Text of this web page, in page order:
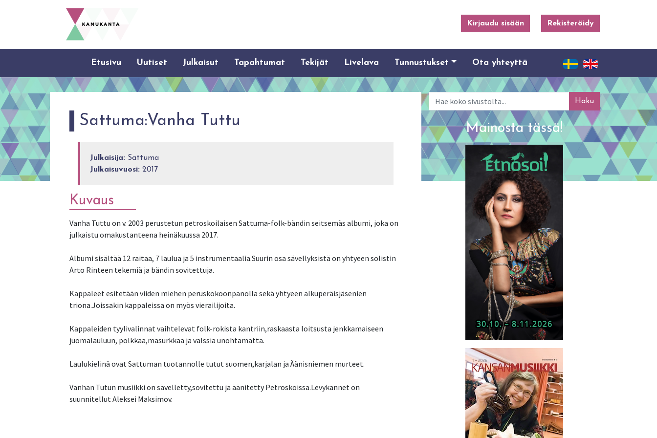
Kirjaudu sisään Rekisteröidy
Etusivu Uutiset Julkaisut Tapahtumat Tekijät Livelava Tunnustukset Ota yhteyttä
Sattuma:Vanha Tuttu
Julkaisija: Sattuma
Julkaisuvuosi: 2017
Kuvaus
Vanha Tuttu on v. 2003 perustetun petroskoilaisen Sattuma-folk-bändin seitsemäs albumi, joka on
julkaistu omakustanteena heinäkuussa 2017.
Albumi sisältää 12 raitaa, 7 laulua ja 5 instrumentaalia.Suurin osa sävellyksistä on yhtyeen solistin
Arto Rinteen tekemiä ja bändin sovitettuja.
Kappaleet esitetään viiden miehen peruskokoonpanolla sekä yhtyeen alkuperäisjäsenien
triona.Joissakin kappaleissa on myös vierailijoita.
Kappaleiden tyylivalinnat vaihtelevat folk-rokista kantriin,raskaasta loitsusta jenkkamaiseen
juomalauluun, polkkaa,masurkkaa ja valssia unohtamatta.
Laulukielinä ovat Sattuman tuotannolle tutut suomen,karjalan ja Äänisniemen murteet.
Vanhan Tutun musiikki on sävelletty,sovitettu ja äänitetty Petroskoissa.Levykannet on
suunnitellut Aleksei Maksimov.
Haku
Mainosta tässä!